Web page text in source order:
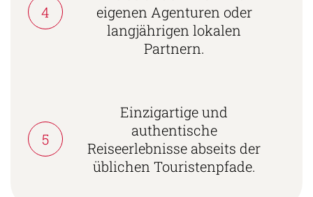
4
eigenen Agenturen oder
langjährigen lokalen
Partnern.
5
Einzigartige und
authentische
Reiseerlebnisse abseits der
üblichen Touristenpfade.